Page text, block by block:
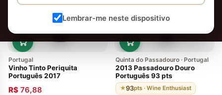
Lembrar-me neste dispositivo
Portugal
Vinho Tinto Periquita
Português 2017
R$ 76,88
Quinta do Passadouro · Portugal
2013 Passadouro Douro
Português 93 pts
★93pts · Wine Enthusiast